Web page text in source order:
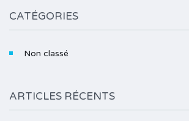
CATÉGORIES
Non classé
ARTICLES RÉCENTS